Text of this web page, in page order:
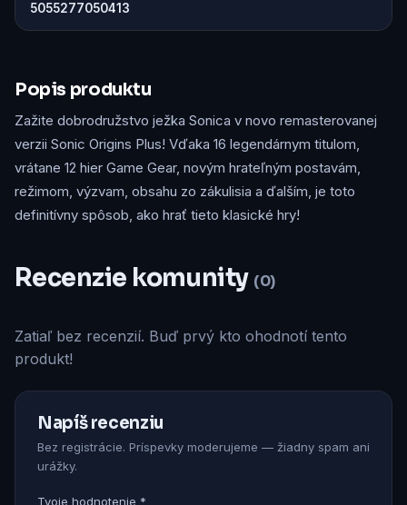
5055277050413
Popis produktu
Zažite dobrodružstvo ježka Sonica v novo remasterovanej
verzii Sonic Origins Plus! Vďaka 16 legendárnym titulom,
vrátane 12 hier Game Gear, novým hrateľným postavám,
režimom, výzvam, obsahu zo zákulisia a ďalším, je toto
definitívny spôsob, ako hrať tieto klasické hry!
Recenzie komunity (0)
Zatiaľ bez recenzií. Buď prvý kto ohodnotí tento
produkt!
Napíš recenziu
Bez registrácie. Príspevky moderujeme — žiadny spam ani
urážky.
Tvoje hodnotenie *